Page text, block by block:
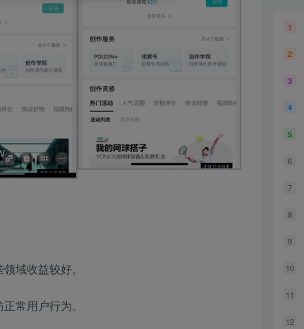
域收益较好。
常用户行为。
1
2
3
4
5
6
7
8
9
10
11
12